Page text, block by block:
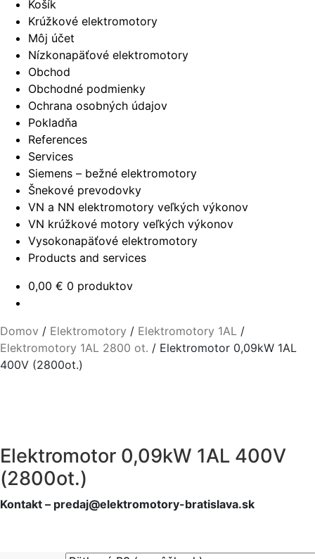
Košík
Krúžkové elektromotory
Môj účet
Nízkonapäťové elektromotory
Obchod
Obchodné podmienky
Ochrana osobných údajov
Pokladňa
References
Services
Siemens – bežné elektromotory
Šnekové prevodovky
VN a NN elektromotory veľkých výkonov
VN krúžkové motory veľkých výkonov
Vysokonapäťové elektromotory
Products and services
0,00 € 0 produktov
Domov / Elektromotory / Elektromotory 1AL /
Elektromotory 1AL 2800 ot. / Elektromotor 0,09kW 1AL
400V (2800ot.)
Elektromotor 0,09kW 1AL 400V
(2800ot.)
Kontakt – predaj@elektromotory-bratislava.sk